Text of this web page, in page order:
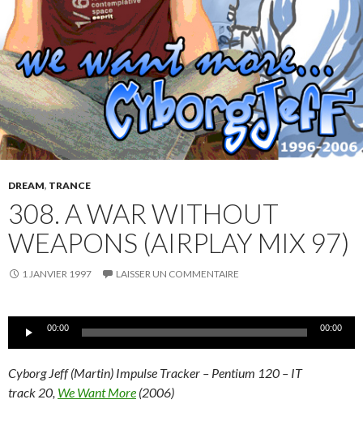
DREAM, TRANCE
308. A WAR WITHOUT
WEAPONS (AIRPLAY MIX 97)
1 JANVIER 1997 LAISSER UN COMMENTAIRE
Lecteur00:00 00:00
Cyborg Jeff (Martin) Impulse Tracker – Pentium 120 – IT
track 20, We Want More (2006)